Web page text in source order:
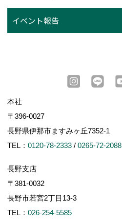
イベント報告
本社
〒396-0027
長野県伊那市ますみヶ丘7352-1
TEL： 0120-78-2333 / 0265-72-2088
長野支店
〒381-0032
長野市若宮2丁目13-3
TEL： 026-254-5585